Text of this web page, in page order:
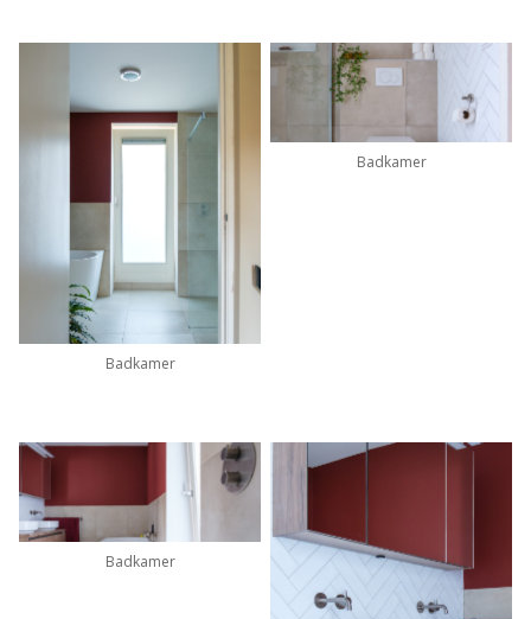
Badkamer
Badkamer
Badkamer